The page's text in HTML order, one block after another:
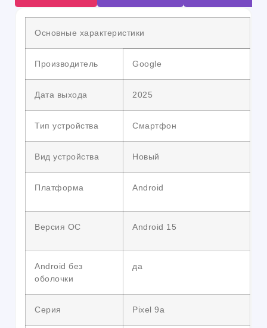
Основные характеристики
Производитель Google
Дата выхода 2025
Тип устройства Смартфон
Вид устройства Новый
Платформа Android
Версия ОС Android 15
Android без
оболочки
да
Серия Pixel 9a